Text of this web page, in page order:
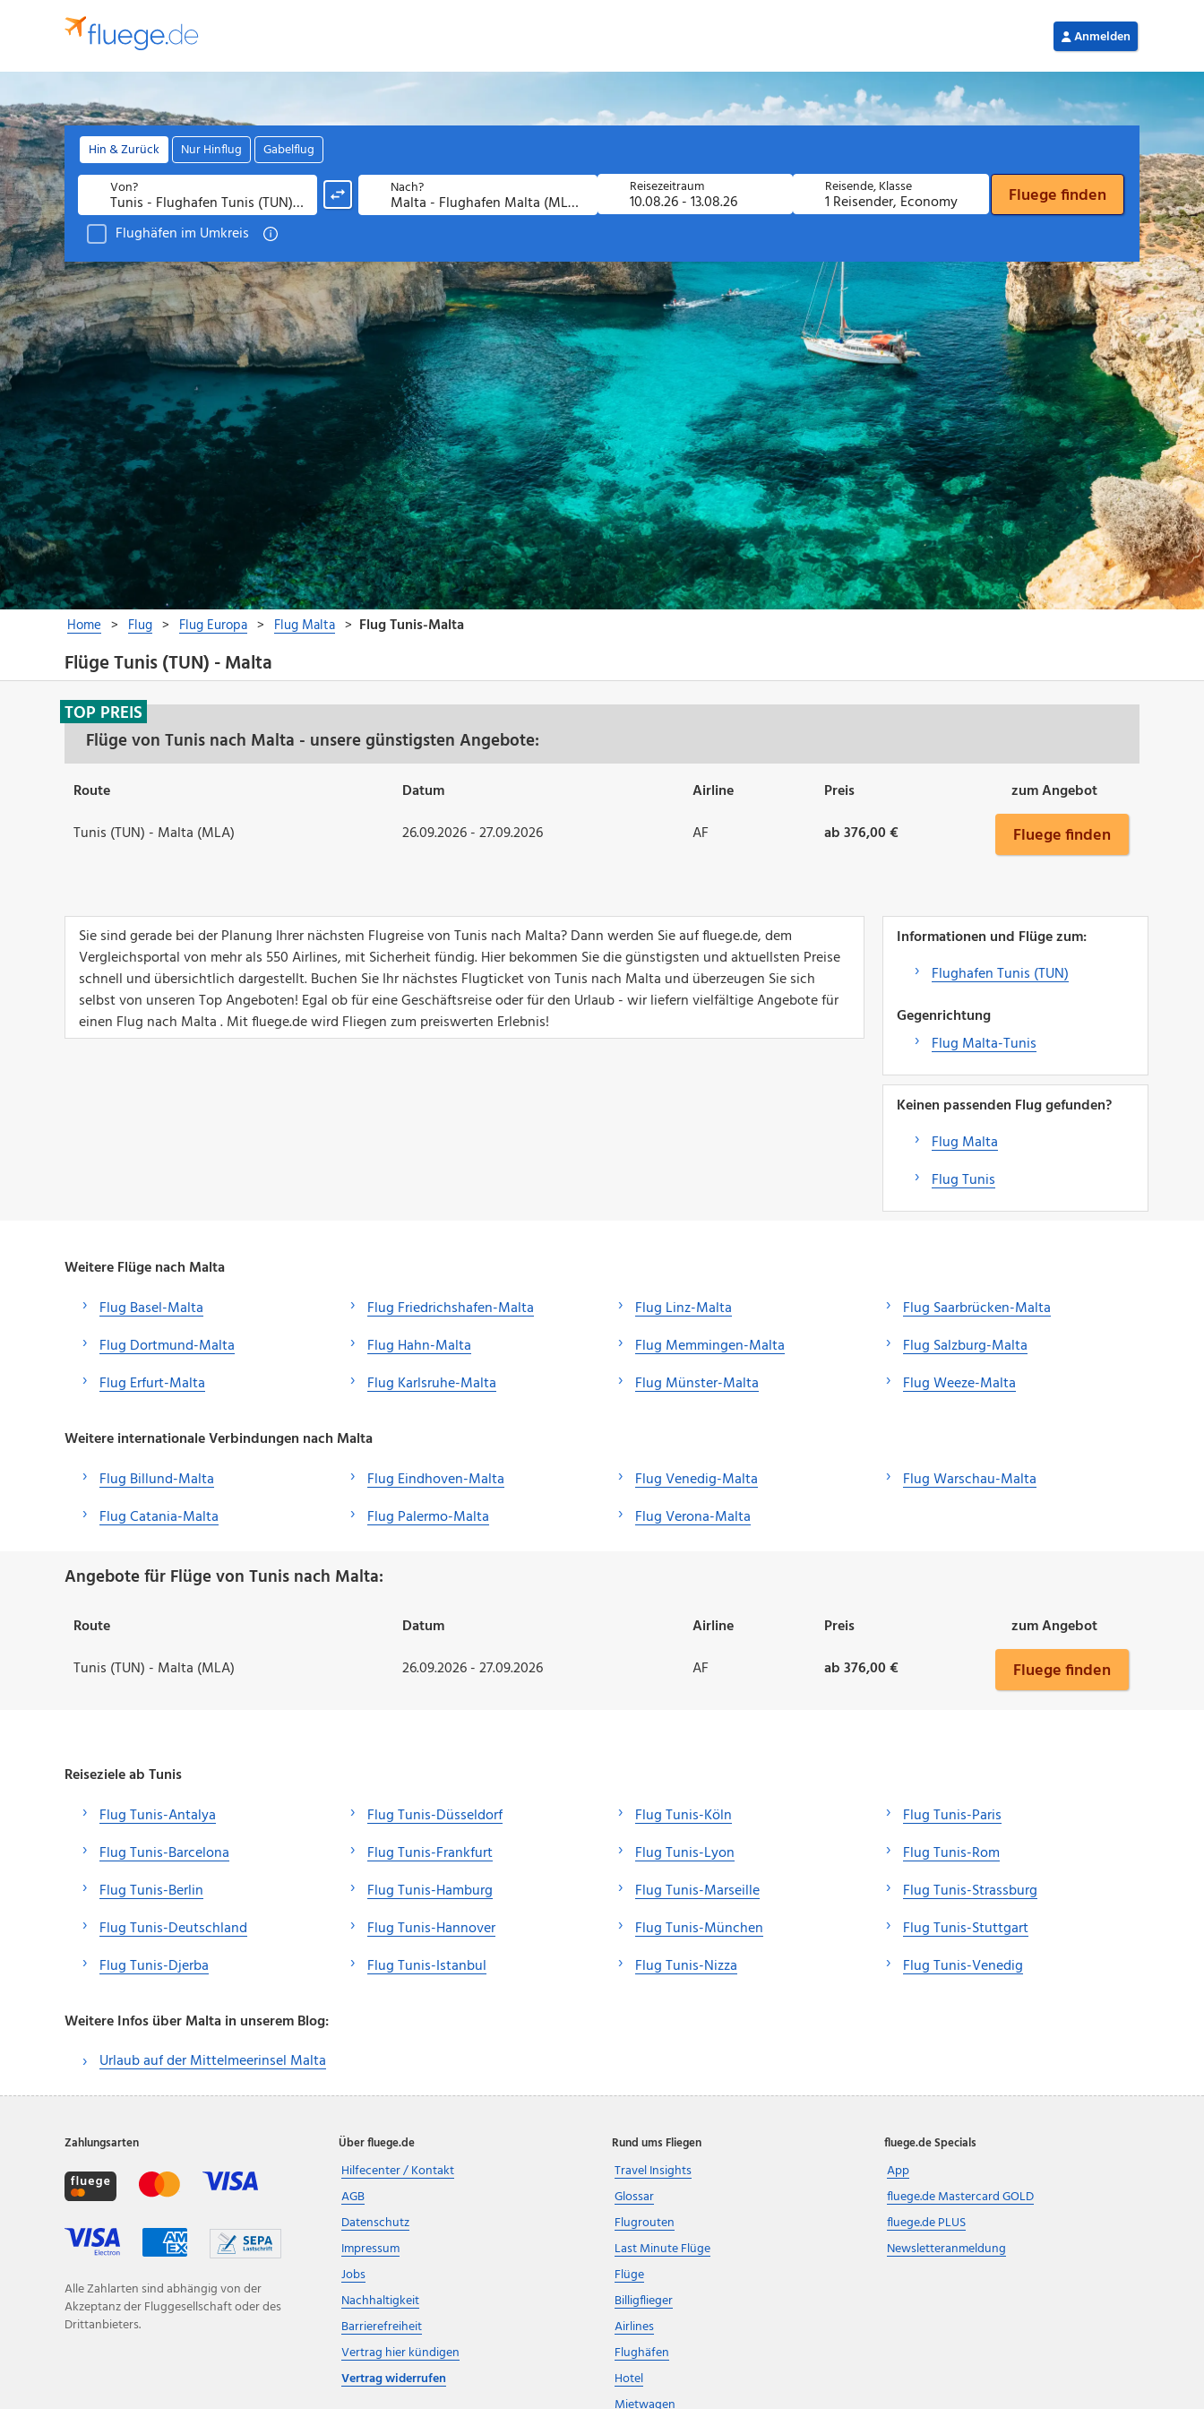
Flüge Tunis (TUN) - Malta
Flüge von Tunis nach Malta - unsere günstigsten Angebote:
TOP PREIS
Route Datum Airline Preis
zum Angebot
Tunis (TUN) - Malta (MLA)
26.09.2026 - 27.09.2026 AF ab 376,00 € Fluege finden
Sie sind gerade bei der Planung Ihrer nächsten Flugreise von Tunis nach Malta? Dann werden Sie auf fluege.de, dem
Vergleichsportal von mehr als 550 Airlines, mit Sicherheit fündig. Hier bekommen Sie die günstigsten und aktuellsten Preise
schnell und übersichtlich dargestellt. Buchen Sie Ihr nächstes Flugticket von Tunis nach Malta und überzeugen Sie sich
selbst von unseren Top Angeboten! Egal ob für eine Geschäftsreise oder für den Urlaub - wir liefern vielfältige Angebote für
einen Flug nach Malta . Mit fluege.de wird Fliegen zum preiswerten Erlebnis!
Informationen und Flüge zum:
Flughafen Tunis (TUN)
Gegenrichtung
Flug Malta-Tunis
Keinen passenden Flug gefunden?
Flug Malta
Flug Tunis
Weitere Flüge nach Malta
Flug Basel-Malta
Flug Dortmund-Malta
Flug Erfurt-Malta
Flug Friedrichshafen-Malta
Flug Hahn-Malta
Flug Karlsruhe-Malta
Flug Linz-Malta
Flug Memmingen-Malta
Flug Münster-Malta
Flug Saarbrücken-Malta
Flug Salzburg-Malta
Flug Weeze-Malta
Weitere internationale Verbindungen nach Malta
Flug Billund-Malta
Flug Catania-Malta
Flug Eindhoven-Malta
Flug Palermo-Malta
Flug Venedig-Malta
Flug Verona-Malta
Flug Warschau-Malta
Angebote für Flüge von Tunis nach Malta:
Route Datum Airline Preis
zum Angebot
Tunis (TUN) - Malta (MLA)
26.09.2026 - 27.09.2026 AF ab 376,00 € Fluege finden
Reiseziele ab Tunis
Flug Tunis-Antalya
Flug Tunis-Barcelona
Flug Tunis-Berlin
Flug Tunis-Deutschland
Flug Tunis-Djerba
Flug Tunis-Düsseldorf
Flug Tunis-Frankfurt
Flug Tunis-Hamburg
Flug Tunis-Hannover
Flug Tunis-Istanbul
Flug Tunis-Köln
Flug Tunis-Lyon
Flug Tunis-Marseille
Flug Tunis-München
Flug Tunis-Nizza
Flug Tunis-Paris
Flug Tunis-Rom
Flug Tunis-Strassburg
Flug Tunis-Stuttgart
Flug Tunis-Venedig
Weitere Infos über Malta in unserem Blog:
Urlaub auf der Mittelmeerinsel Malta